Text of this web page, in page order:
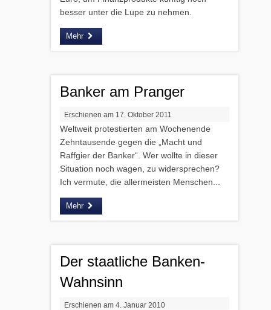
besser unter die Lupe zu nehmen.
Mehr
Banker am Pranger
Erschienen am 17. Oktober 2011
Weltweit protestierten am Wochenende
Zehntausende gegen die „Macht und
Raffgier der Banker“. Wer wollte in dieser
Situation noch wagen, zu widersprechen?
Ich vermute, die allermeisten Menschen...
Mehr
Der staatliche Banken-
Wahnsinn
Erschienen am 4. Januar 2010